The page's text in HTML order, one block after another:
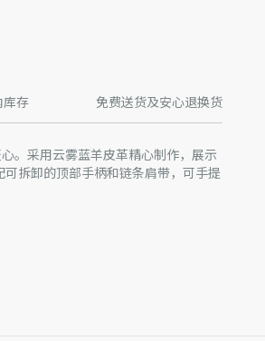
库存 免费送货及安心退换货
。采用云雾蓝羊皮革精心制作，展示
可拆卸的顶部手柄和链条肩带，可手提